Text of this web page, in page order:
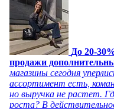
До 20-
продажи
магазины сегодня
ассортимент есть,
но выручка не растет.
роста? В